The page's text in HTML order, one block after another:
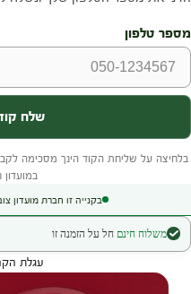
בקנייה זו חברת מועדון
משלוח חינם חל על הזמנה זו
עגלת